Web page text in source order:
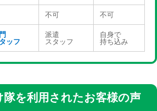
不可 不可
ッフ
派遣
スタッフ
自身で
持ち込み
隊を利用されたお客様の声